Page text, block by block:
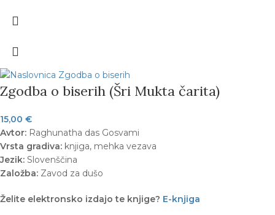
Zgodba o biserih (Šri Mukta čarita)
15,00 €
Avtor: Raghunatha das Gosvami
Vrsta gradiva: knjiga, mehka vezava
Jezik: Slovenščina
Založba: Zavod za dušo
Želite elektronsko izdajo te knjige? E-knjiga